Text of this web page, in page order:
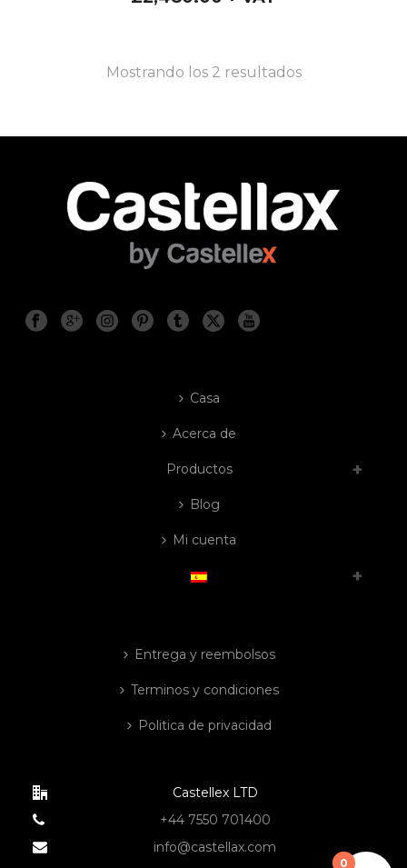
Mostrando los 2 resultados
Casa
Acerca de
Productos
Blog
Mi cuenta
Entrega y reembolsos
Terminos y condiciones
Politica de privacidad
Castellex LTD
+44 7550 701400
info@castellax.com
0